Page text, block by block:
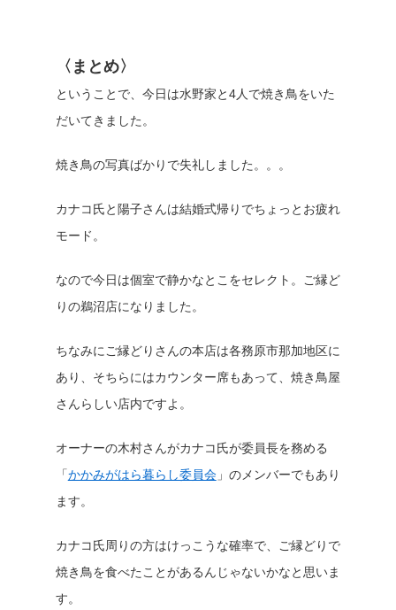
〈まとめ〉
ということで、今日は水野家と4人で焼き鳥をいた
だいてきました。
焼き鳥の写真ばかりで失礼しました。。。
カナコ氏と陽子さんは結婚式帰りでちょっとお疲れ
モード。
なので今日は個室で静かなとこをセレクト。ご縁ど
りの鵜沼店になりました。
ちなみにご縁どりさんの本店は各務原市那加地区に
あり、そちらにはカウンター席もあって、焼き鳥屋
さんらしい店内ですよ。
オーナーの木村さんがカナコ氏が委員長を務める
「かかみがはら暮らし委員会」のメンバーでもあり
ます。
カナコ氏周りの方はけっこうな確率で、ご縁どりで
焼き鳥を食べたことがあるんじゃないかなと思いま
す。